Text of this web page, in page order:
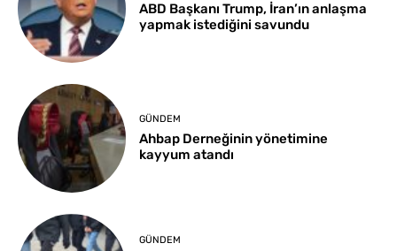
ABD Başkanı Trump, İran’ın anlaşma
yapmak istediğini savundu
GÜNDEM
Ahbap Derneğinin yönetimine
kayyum atandı
GÜNDEM